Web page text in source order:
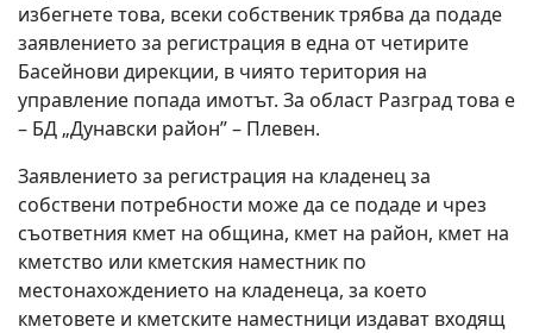
избегнете това, всеки собственик трябва да подаде
заявлението за регистрация в една от четирите
Басейнови дирекции, в чиято територия на
управление попада имотът. За област Разград това е
– БД „Дунавски район” – Плевен.
Заявлението за регистрация на кладенец за
собствени потребности може да се подаде и чрез
съответния кмет на община, кмет на район, кмет на
кметство или кметския наместник по
местонахождението на кладенеца, за което
кметовете и кметските наместници издават входящ